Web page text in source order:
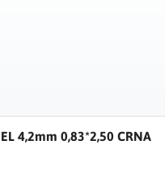
4,2mm 0,83*2,50 CRNA